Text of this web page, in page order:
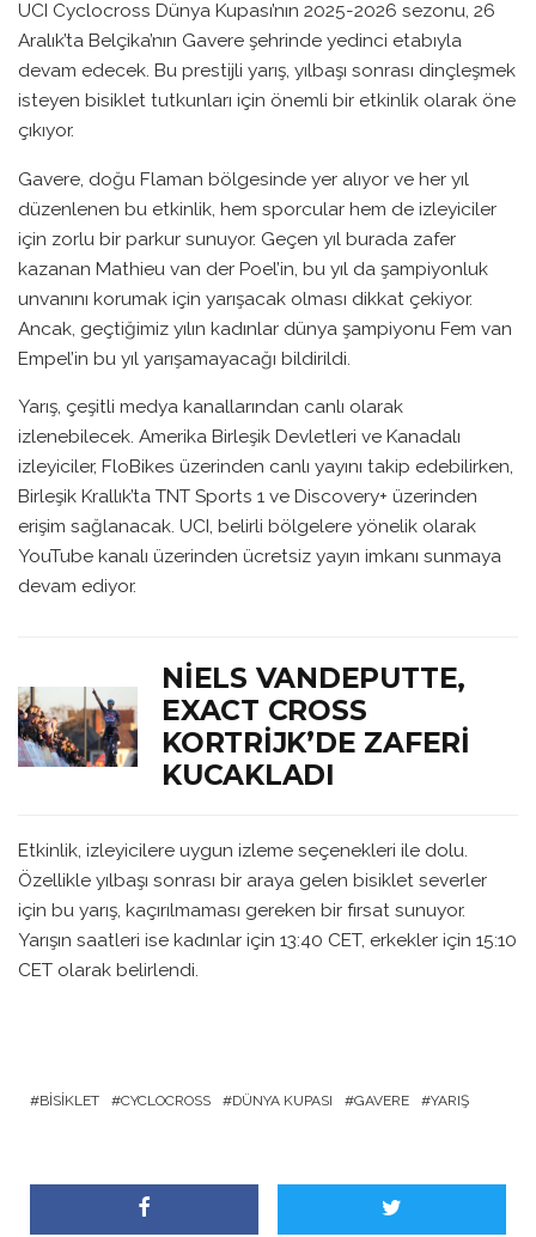
UCI Cyclocross Dünya Kupası’nın 2025-2026 sezonu, 26
Aralık’ta Belçika’nın Gavere şehrinde yedinci etabıyla
devam edecek. Bu prestijli yarış, yılbaşı sonrası dinçleşmek
isteyen bisiklet tutkunları için önemli bir etkinlik olarak öne
çıkıyor.
Gavere, doğu Flaman bölgesinde yer alıyor ve her yıl
düzenlenen bu etkinlik, hem sporcular hem de izleyiciler
için zorlu bir parkur sunuyor. Geçen yıl burada zafer
kazanan Mathieu van der Poel’in, bu yıl da şampiyonluk
unvanını korumak için yarışacak olması dikkat çekiyor.
Ancak, geçtiğimiz yılın kadınlar dünya şampiyonu Fem van
Empel’in bu yıl yarışamayacağı bildirildi.
Yarış, çeşitli medya kanallarından canlı olarak
izlenebilecek. Amerika Birleşik Devletleri ve Kanadalı
izleyiciler, FloBikes üzerinden canlı yayını takip edebilirken,
Birleşik Krallık’ta TNT Sports 1 ve Discovery+ üzerinden
erişim sağlanacak. UCI, belirli bölgelere yönelik olarak
YouTube kanalı üzerinden ücretsiz yayın imkanı sunmaya
devam ediyor.
NIELS VANDEPUTTE,
EXACT CROSS
KORTRIJK’DE ZAFERI
KUCAKLADI
Etkinlik, izleyicilere uygun izleme seçenekleri ile dolu.
Özellikle yılbaşı sonrası bir araya gelen bisiklet severler
için bu yarış, kaçırılmaması gereken bir fırsat sunuyor.
Yarışın saatleri ise kadınlar için 13:40 CET, erkekler için 15:10
CET olarak belirlendi.
BISIKLET CYCLOCROSS DÜNYA KUPASI GAVERE YARIŞ